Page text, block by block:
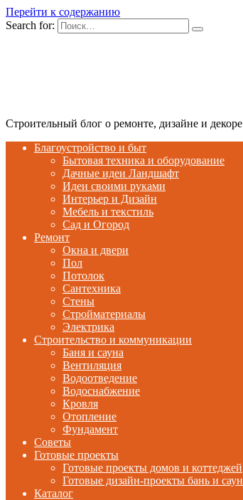
Перейти к содержанию
Search for:
Строительный блог о ремонте, дизайне и декоре
Благоустройство и быт
Бытовая техника и оборудование
Дачные идеи Ландшафт
Идеи своими руками
Интерьер и Дизайн
Мебель и текстиль
Сад и Огород
Ремонт
Окна и двери
Пол
Потолок
Сантехника
Стены
Стройматериалы
Электрика
Строительство и коммуникации
Баня и сауна
Вентиляция
Водоотведение
Водоснабжение
Кровля
Отопление
Фундамент
Советы
Готовые проекты
Готовые проекты домов и коттеджей
Готовые дизайн-проекты бань и саун
Каталог